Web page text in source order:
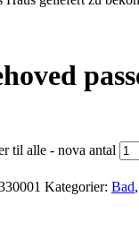
til alle - nova antal
Kategorier: Bad,